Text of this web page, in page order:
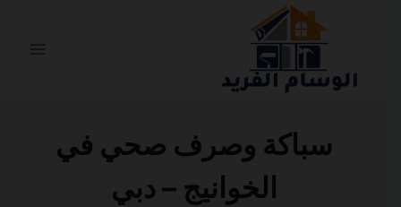
سباكة وصرف صحي في
الخوانيج – دبي